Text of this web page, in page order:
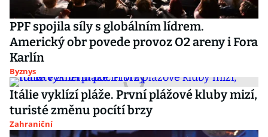
PPF spojila síly s globálním lídrem.
Americký obr povede provoz O2 areny i Fora
Karlín
Byznys
Itálie vyklízí pláže. První plážové kluby mizí,
turisté změnu pocítí brzy
Zahraniční